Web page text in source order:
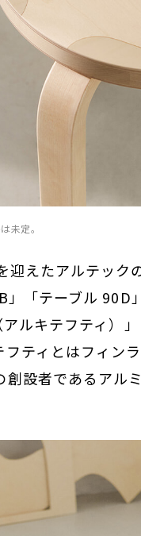
未定。
えたアルテック
「テーブル 90D
ルキテフティ）
ティとはフィン
設者であるアル